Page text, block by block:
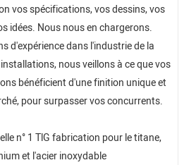
vos spécifications, vos dessins, vos
idées. Nous nous en chargerons.
d'expérience dans l'industrie de la
nous veillons à ce que vos
bénéficient d'une finition unique et
pour surpasser vos concurrents.
n° 1 TlG fabrication pour le titane,
et l'acier inoxydable